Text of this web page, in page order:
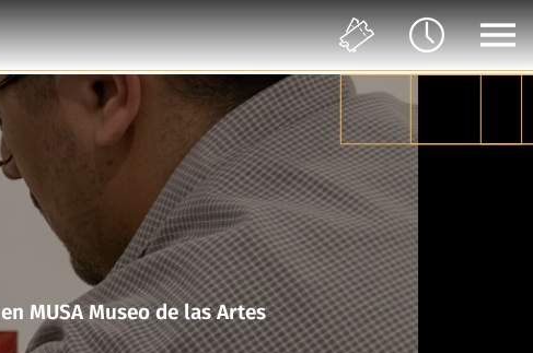
Taller Murales en movimiento en colaboración con el Taller del Chucho en MUSA Museo de las Artes